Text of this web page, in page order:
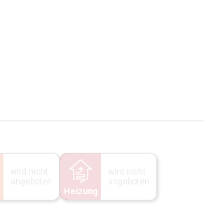
Heizung